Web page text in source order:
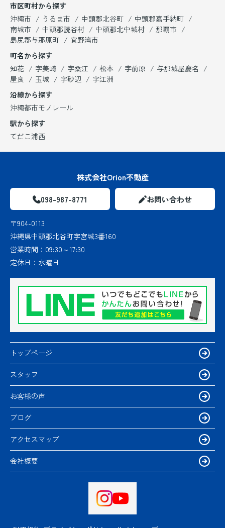
市区町村から探す
沖縄市
うるま市 中頭郡北谷町
中頭郡嘉手納町
南城市
中頭郡読谷村 中頭郡北中城村
那覇市
島尻郡与那原町
宜野湾市
町名から探す
知花
字美崎 字桑江 松本 字前原
与那城屋慶名
屋良
玉城 字砂辺
字江洲
沿線から探す
沖縄都市モノレール
駅から探す
てだこ浦西
株式会社Orion不動産
098-987-8771 お問い合わせ
〒904-0113
沖縄県中頭郡北谷町字宮城3番160
営業時間： 09:30～17:30
定休日： 水曜日
トップページ
スタッフ
お客様の声
ブログ
アクセスマップ
会社概要